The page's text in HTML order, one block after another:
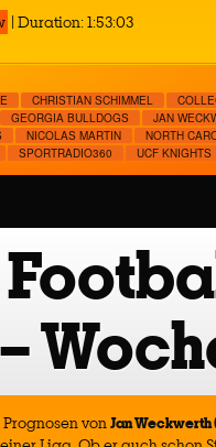
| Duration: 1:53:03
CHRISTIAN SCHIMMEL
GEORGIA BULLDOGS
JAN
NICOLAS MARTIN
NORTH
SPORTRADIO360 UCF KNIGHTS
vonJan